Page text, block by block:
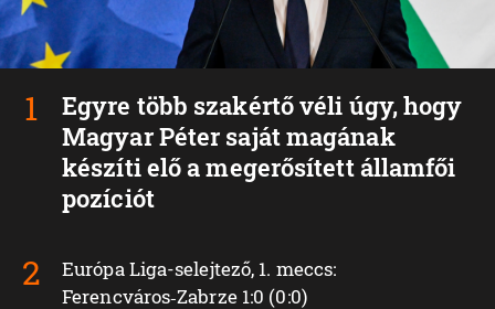
Egyre több szakértő véli úgy, hogy
Magyar Péter saját magának
készíti elő a megerősített államfői
pozíciót
Európa Liga-selejtező, 1. meccs:
Ferencváros‑Zabrze 1:0 (0:0)